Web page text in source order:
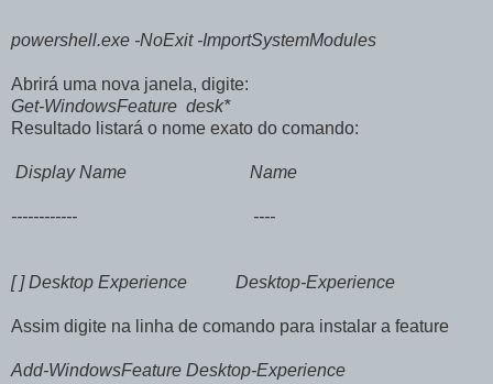
powershell.exe -NoExit -ImportSystemModules
Abrirá uma nova janela, digite:
Get-WindowsFeature desk*
Resultado listará o nome exato do comando:
Display Name Name
------------ ----
[ ] Desktop Experience Desktop-Experience
Assim digite na linha de comando para instalar a feature
Add-WindowsFeature Desktop-Experience